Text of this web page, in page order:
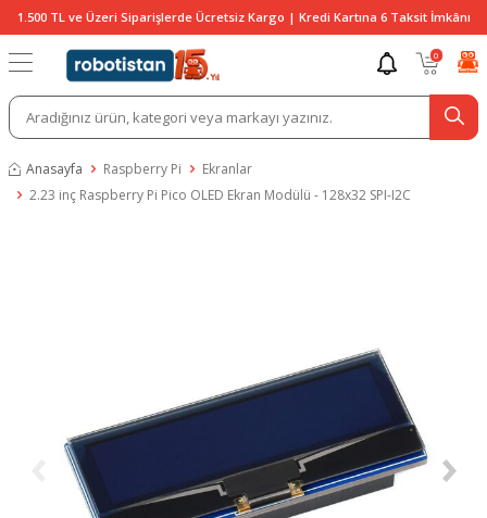
1.500 TL ve Üzeri Siparişlerde Ücretsiz Kargo | Kredi Kartına 6 Taksit İmkânı
0
Anasayfa Raspberry Pi
Ekranlar
2.23 inç Raspberry Pi Pico OLED Ekran Modülü - 128x32 SPI-I2C